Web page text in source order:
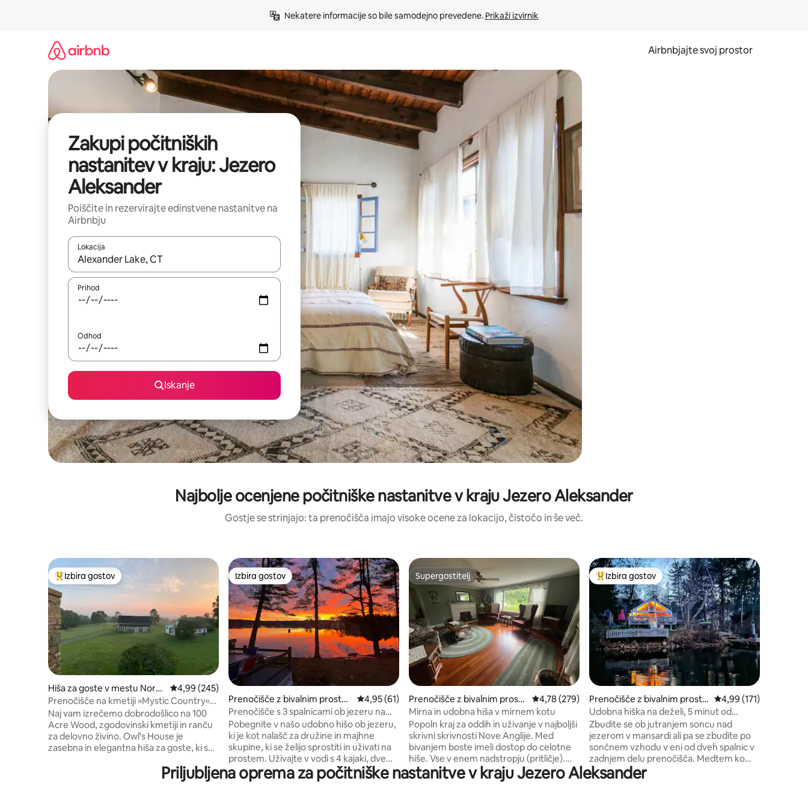
Nekatere informacije so bile samodejno prevedene. Prikaži izvirnik
Airbnbjajte svoj prostor
Zakupi počitniških
nastanitev v kraju: Jezero
Aleksander
Poiščite in rezervirajte edinstvene nastanitve na
Airbnbju
Lokacija
Ko so rezultati na voljo, krmarite s puščičnima tipkama gor in dol ali pa raziskujte z dotikom ali podrsljajem.
Prihod
Odhod
Iskanje
Najbolje ocenjene počitniške nastanitve v kraju Jezero Aleksander
Gostje se strinjajo: ta prenočišča imajo visoke ocene za lokacijo, čistočo in še več.
Najbolj priljubljena prenočišča z značko »Izbira gostov«
Izbira gostov
Hiša za goste v mestu North
Stonington
Povprečna ocena: 4,99 od 5, št. mnenj: 245
4,99 (245)
Prenočišče na kmetiji »Mystic Country«
na 100 hektarjih lesa
Naj vam izrečemo dobrodošlico na 100
Acre Wood, zgodovinski kmetiji in ranču
za delovno živino. Owl's House je
zasebna in elegantna hiša za goste, ki se
180-stopinjski razgled. Naša kmetijska
trgovina je opremljena z lastno govedino
Izbira gostov
Izbira gostov
Prenočišče z bivalnim prostor
om v mestu Killingly
Povprečna ocena: 4,95 od 5, št. mnenj: 61
4,95 (61)
Prenočišče s 3 spalnicami ob jezeru na
Alexander's Lakeu
Pobegnite v našo udobno hišo ob jezeru,
ki je kot nalašč za družine in majhne
skupine, ki se želijo sprostiti in uživati na
prostem. Uživajte v vodi s 4 kajaki, dvema
deskama za veslanje, kanujem in
pedalinom - vse je na voljo za vašo
Supergostitelj
Supergostitelj
Prenočišče z bivalnim prosto
rom v mestu Putnam
Povprečna ocena: 4,78 od 5, št. mnenj: 279
4,78 (279)
Mirna in udobna hiša v mirnem kotu
Popoln kraj za oddih in uživanje v najboljši
skrivni skrivnosti Nove Anglije. Med
bivanjem boste imeli dostop do celotne
hiše. Vse v enem nadstropju (pritličje).
Uživajte v sproščujočem razgledu na
polje, rdeč skedenj in reko Quinnebaug,
Najbolj priljubljena prenočišča z značko »Izbira
Izbira gostov
Prenočišče z bivalnim prosto
rom v mestu Coventry
Povprečna ocena:
4,99 (171)
Udobna hiška na deželi, 5 minut od
UCONNA
Zbudite se ob jutranjem soncu nad
jezerom v mansardi ali pa se zbudite po
sončnem vzhodu v eni od dveh spalnic v
zadnjem delu prenočišča. Medtem ko
uživate v jutranji kavi ali čaju, lahko z bar
pulta z odprtim robom, ki gleda na vodo,
Priljubljena oprema za počitniške nastanitve v kraju Jezero Aleksander